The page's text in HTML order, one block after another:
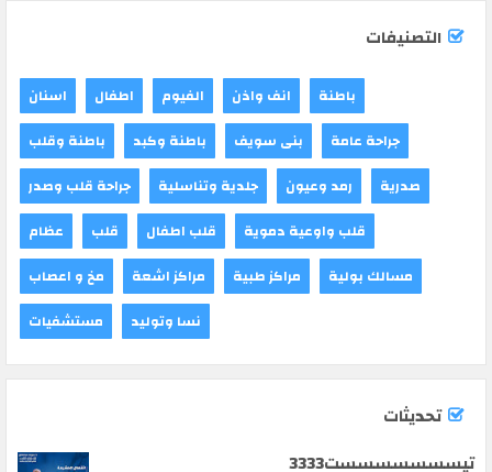
التصنيفات
اسنان اطفال الفيوم انف واذن
باطنة
باطنة وقلب
باطنة وكبد بنى سويف
جراحة عامة
جراحة قلب وصدر
جلدية وتناسلية رمد وعيون
صدرية
عظام
قلب قلب اطفال
قلب واوعية دموية
مخ و اعصاب
مراكز اشعة مراكز طبية
مسالك بولية
مستشفيات
نسا وتوليد
تحديثات
تيسسسسسسست3333